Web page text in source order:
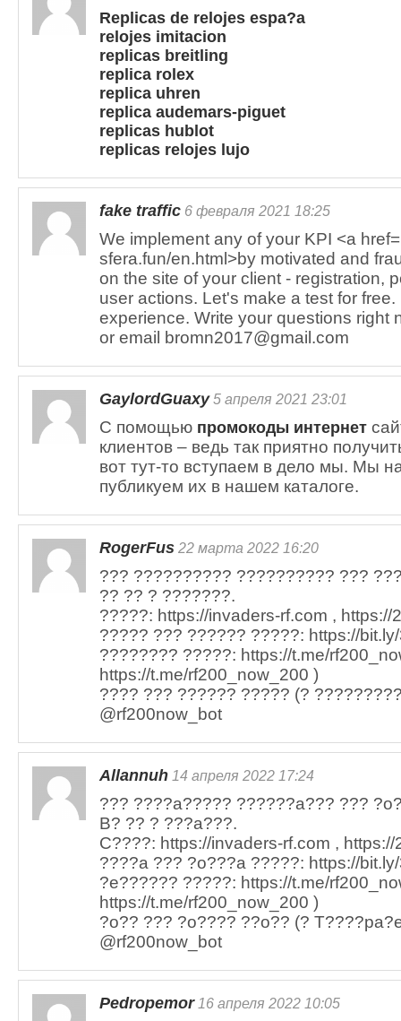
Replicas de relojes espa?a
relojes imitacion
replicas breitling
replica rolex
replica uhren
replica audemars-piguet
replicas hublot
replicas relojes lujo
fake traffic 6 февраля 2021 18:25
We implement any of your KPI <a
sfera.fun/en.html>by motivated and
on the site of your client - registration,
user actions. Let's make a test for
experience. Write your questions right
or email bromn2017@gmail.com
GaylordGuaxy5 апреля 2021 23:01
С помощью промокоды интернет
клиентов – ведь так приятно
вот тут-то вступаем в дело мы. Мы
публикуем их в нашем каталоге.
RogerFus 22 марта 2022 16:20
??? ?????????? ?????????? ???
?? ?? ? ???????.
?????: https://invaders-rf.com , https://
????? ??? ?????? ?????: https://
???????? ?????: https://t.me/
https://t.me/rf200_now_200 )
???? ??? ?????? ????? (?
@rf200now_bot
Allannuh 14 апреля 2022 17:24
??? ????a????? ??????a??? ???
B? ?? ? ???a???.
C????: https://invaders-rf.com , https://
????a ??? ?o???a ?????: https://
?e?????? ?????: https://t.me/
https://t.me/rf200_now_200 )
?o?? ??? ?o???? ??o?? (?
@rf200now_bot
Pedropemor16 апреля 2022 10:05